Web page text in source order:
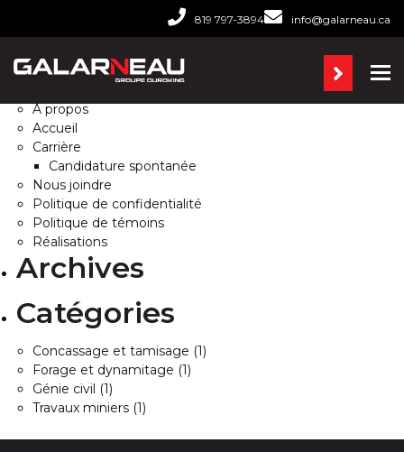
819 797-3894 info@galarneau.ca
Pages
À propos
Accueil
Carrière
Candidature spontanée
Nous joindre
Politique de confidentialité
Politique de témoins
Réalisations
Archives
Catégories
Concassage et tamisage (1)
Forage et dynamitage (1)
Génie civil (1)
Travaux miniers (1)